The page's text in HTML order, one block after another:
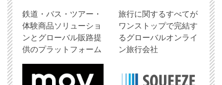
鉄道・バス・ツアー・
体験商品ソリューショ
ンとグローバル販路提
供のプラットフォーム
旅行に関するすべてが
ワンストップで完結す
るグローバルオンライ
ン旅行会社